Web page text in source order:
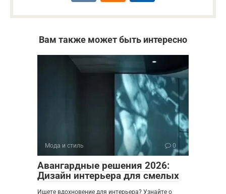
Вам также может быть интересно
Мода и стиль 0
Авангардные решения 2026:
Дизайн интерьера для смелых
Ищете вдохновение для интерьера? Узнайте о